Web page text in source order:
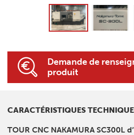
Demande de
produit
CARACTÉRISTIQUES
TOUR CNC NAKAMURA SC300L